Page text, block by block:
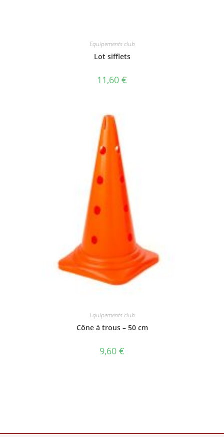
Equipements club
Lot sifflets
11,60 €
Equipements club
Cône à trous – 50 cm
9,60 €